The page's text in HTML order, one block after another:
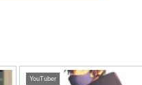
YouTuber